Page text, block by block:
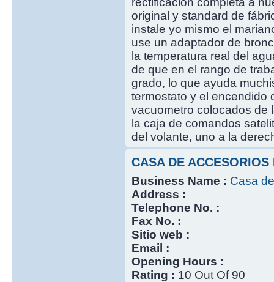
original y standard de
instale yo mismo el
use un adaptador de
la temperatura real del
de que en el rango de
grado, lo que ayuda
termostato y el encendido
vacuometro colocados de
la caja de comandos
del volante, uno a la
CASA DE ACCESORIOS
Business Name : Casa
Address :
Telephone No. :
Fax No. :
Sitio web :
Email :
Opening Hours :
Rating : 10 Out Of 90